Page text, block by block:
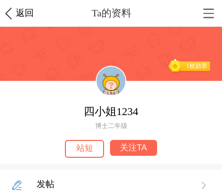
返回 Ta的资料
1枚勋章
四小姐1234
博士二年级
站短 关注TA
发帖